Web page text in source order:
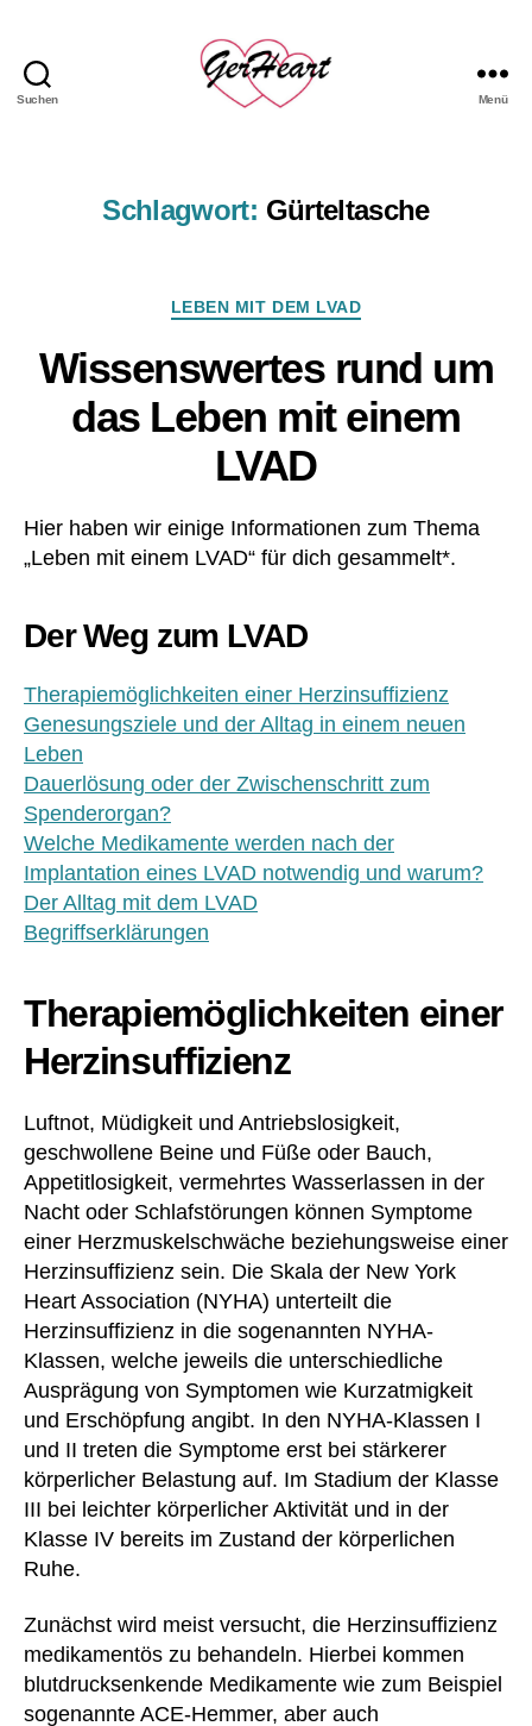
Suchen
LVAD
Hemd
Menü
Schlagwort: Gürteltasche
Kategorien
LEBEN MIT DEM LVAD
Wissenswertes rund um
das Leben mit einem
LVAD
Hier haben wir einige Informationen zum Thema
„Leben mit einem LVAD“ für dich gesammelt*.
Der Weg zum LVAD
Therapiemöglichkeiten einer Herzinsuffizienz
Genesungsziele und der Alltag in einem neuen
Leben
Dauerlösung oder der Zwischenschritt zum
Spenderorgan?
Welche Medikamente werden nach der
Implantation eines LVAD notwendig und warum?
Der Alltag mit dem LVAD
Begriffserklärungen
Therapiemöglichkeiten einer
Herzinsuffizienz
Luftnot, Müdigkeit und Antriebslosigkeit,
geschwollene Beine und Füße oder Bauch,
Appetitlosigkeit, vermehrtes Wasserlassen in der
Nacht oder Schlafstörungen können Symptome
einer Herzmuskelschwäche beziehungsweise einer
Herzinsuffizienz sein. Die Skala der New York
Heart Association (NYHA) unterteilt die
Herzinsuffizienz in die sogenannten NYHA-
Klassen, welche jeweils die unterschiedliche
Ausprägung von Symptomen wie Kurzatmigkeit
und Erschöpfung angibt. In den NYHA-Klassen I
und II treten die Symptome erst bei stärkerer
körperlicher Belastung auf. Im Stadium der Klasse
III bei leichter körperlicher Aktivität und in der
Klasse IV bereits im Zustand der körperlichen
Ruhe.
Zunächst wird meist versucht, die Herzinsuffizienz
medikamentös zu behandeln. Hierbei kommen
blutdrucksenkende Medikamente wie zum Beispiel
sogenannte ACE-Hemmer, aber auch